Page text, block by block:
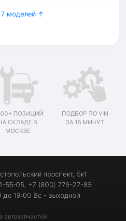
7 моделей ↑
ПОЗИЦИЙ
СКЛАДЕ В
МОСКВЕ
ПОДБОР ПО VIN
ЗА 15 МИНУТ
проспект, 5к1
55-05, +7 (800) 775-27-85
до 19:00 Вс - выходной
автозапчастей